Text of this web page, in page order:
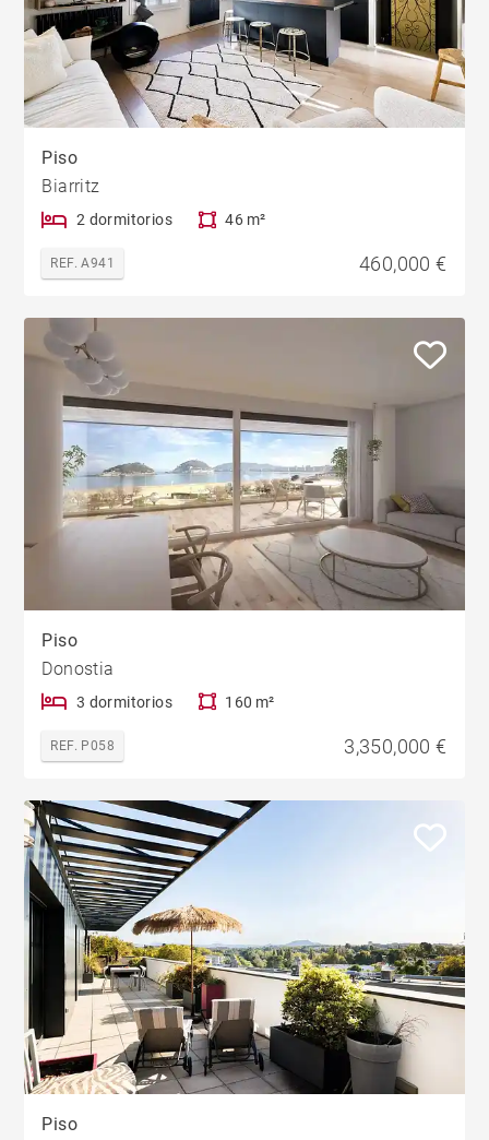
Piso
Biarritz
2 dormitorios 46 m²
REF. A941 460,000 €
Piso
Donostia
3 dormitorios 160 m²
REF. P058 3,350,000 €
Piso